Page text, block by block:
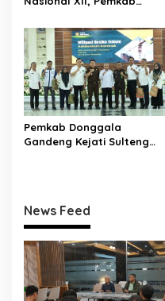
Pramuka Jadi Duta
Karakter dan Kebanggaan
Daerah
Pemkab Donggala
Gandeng Kejati Sulteng
News Feed